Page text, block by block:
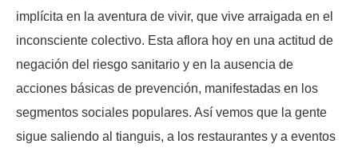
implícita en la aventura de vivir, que vive arraigada en el
inconsciente colectivo. Esta aflora hoy en una actitud de
negación del riesgo sanitario y en la ausencia de
acciones básicas de prevención, manifestadas en los
segmentos sociales populares. Así vemos que la gente
sigue saliendo al tianguis, a los restaurantes y a eventos